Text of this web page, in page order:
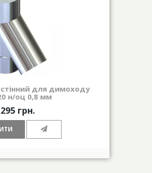
для димоходу
н/оц 0,8 мм
грн.